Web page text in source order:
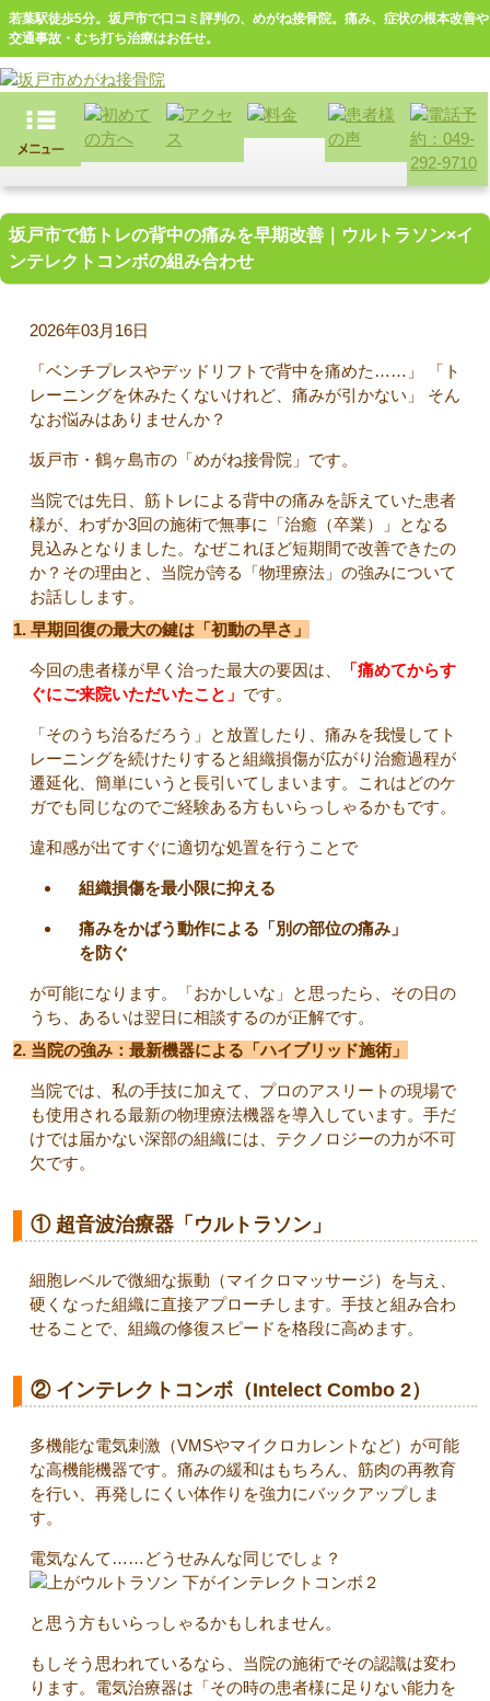
若葉駅徒歩5分。坂戸市で口コミ評判の、めがね接骨院。痛み、症状の根本改善や
交通事故・むち打ち治療はお任せ。
坂戸市で筋トレの背中の痛みを早期改善｜ウルトラソン×イ
ンテレクトコンボの組み合わせ
2026年03月16日
「ベンチプレスやデッドリフトで背中を痛めた……」 「ト
レーニングを休みたくないけれど、痛みが引かない」 そん
なお悩みはありませんか？
坂戸市・鶴ヶ島市の「めがね接骨院」です。
当院では先日、筋トレによる背中の痛みを訴えていた患者
様が、わずか3回の施術で無事に「治癒（卒業）」となる
見込みとなりました。なぜこれほど短期間で改善できたの
か？その理由と、当院が誇る「物理療法」の強みについて
お話しします。
1. 早期回復の最大の鍵は「初動の早さ」
今回の患者様が早く治った最大の要因は、
「痛めてからす
ぐにご来院いただいたこと」 です。
「そのうち治るだろう」と放置したり、痛みを我慢してト
レーニングを続けたりすると組織損傷が広がり治癒過程が
遷延化、簡単にいうと長引いてしまいます。これはどのケ
ガでも同じなのでご経験ある方もいらっしゃるかもです。
違和感が出てすぐに適切な処置を行うことで
組織損傷を最小限に抑える
痛みをかばう動作による「別の部位の痛み」
を防ぐ
が可能になります。「おかしいな」と思ったら、その日の
うち、あるいは翌日に相談するのが正解です。
2. 当院の強み：最新機器による「ハイブリッド施術」
当院では、私の手技に加えて、プロのアスリートの現場で
も使用される最新の物理療法機器を導入しています。手だ
けでは届かない深部の組織には、テクノロジーの力が不可
欠です。
① 超音波治療器「ウルトラソン」
細胞レベルで微細な振動（マイクロマッサージ）を与え、
硬くなった組織に直接アプローチします。手技と組み合わ
せることで、組織の修復スピードを格段に高めます。
② インテレクトコンボ（Intelect Combo 2）
多機能な電気刺激（VMSやマイクロカレントなど）が可能
な高機能機器です。痛みの緩和はもちろん、筋肉の再教育
を行い、再発しにくい体作りを強力にバックアップしま
す。
電気なんて……どうせみんな同じでしょ？
と思う方もいらっしゃるかもしれません。
もしそう思われているなら、当院の施術でその認識は変わ
ります。電気治療器は「その時の患者様に足りない能力を